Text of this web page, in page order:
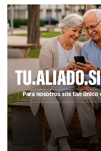
entradas